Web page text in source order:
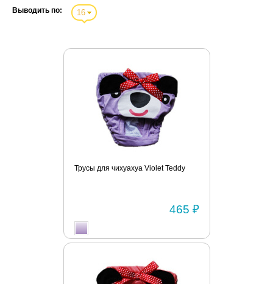
Выводить по: 16
Трусы для чихуахуа Violet Teddy
465 ₽